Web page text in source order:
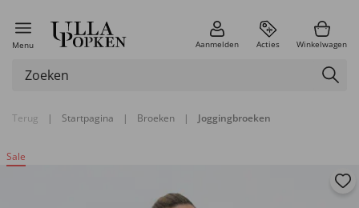
Menu Aanmelden Acties Winkelwagen
Terug | Startpagina | Broeken | Joggingbroeken
Sale